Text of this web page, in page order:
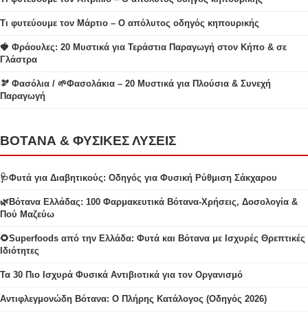
Τι φυτεύουμε τον Μάρτιο – Ο απόλυτος οδηγός κηπουρικής
🍓 Φράουλες: 20 Μυστικά για Τεράστια Παραγωγή στον Κήπο & σε
Γλάστρα
🫘 Φασόλια / 🌱Φασολάκια – 20 Μυστικά για Πλούσια & Συνεχή
Παραγωγή
ΒΟΤΑΝΑ & ΦΥΣΙΚΕΣ ΛΥΣΕΙΣ
🩺Φυτά για Διαβητικούς: Οδηγός για Φυσική Ρύθμιση Σάκχαρου
🌿Βότανα Ελλάδας: 100 Φαρμακευτικά Βότανα-Χρήσεις, Δοσολογία &
Πού Μαζεύω
🌻Superfoods από την Ελλάδα: Φυτά και Βότανα με Ισχυρές Θρεπτικές
Ιδιότητες
Τα 30 Πιο Ισχυρά Φυσικά Αντιβιοτικά για τον Οργανισμό
Αντιφλεγμονώδη Βότανα: Ο Πλήρης Κατάλογος (Οδηγός 2026)